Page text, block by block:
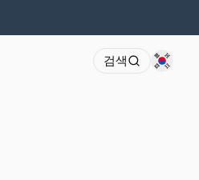
검색